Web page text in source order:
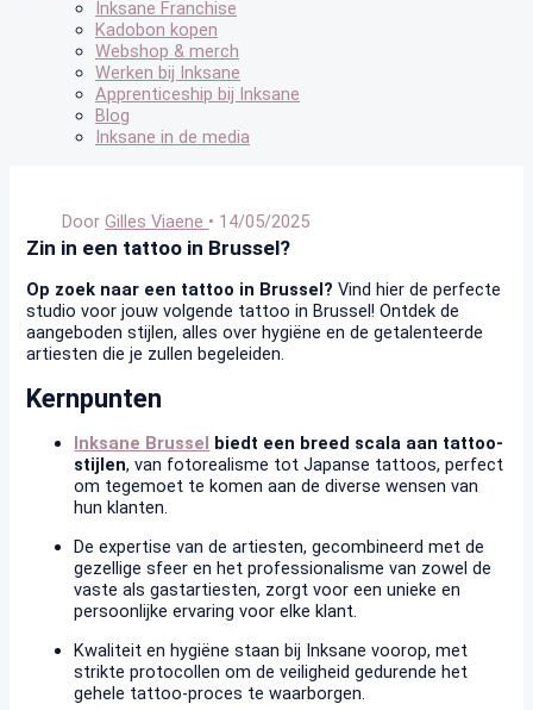
Inksane Franchise
Kadobon kopen
Webshop & merch
Werken bij Inksane
Apprenticeship bij Inksane
Blog
Inksane in de media
DoorGilles Viaene • 14/05/2025
Zin in een tattoo in Brussel?
Op zoek naar een tattoo in Brussel? Vind hier de perfecte
studio voor jouw volgende tattoo in Brussel! Ontdek de
aangeboden stijlen, alles over hygiëne en de getalenteerde
artiesten die je zullen begeleiden.
Kernpunten
Inksane Brussel
biedt een breed scala aan tattoo-
stijlen, van fotorealisme tot Japanse tattoos, perfect
om tegemoet te komen aan de diverse wensen van
hun klanten.
De expertise van de artiesten, gecombineerd met de
gezellige sfeer en het professionalisme van zowel de
vaste als gastartiesten, zorgt voor een unieke en
persoonlijke ervaring voor elke klant.
Kwaliteit en hygiëne staan bij Inksane voorop, met
strikte protocollen om de veiligheid gedurende het
gehele tattoo-proces te waarborgen.